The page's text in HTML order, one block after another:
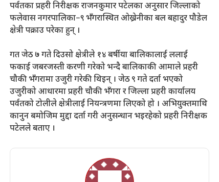
पर्वतका प्रहरी निरीक्षक राजनकुमार पटेलका अनुसार जिल्लाको
फलेवास नगरपालिका–९ भँगरास्थित ओख्रेनीका बल बहादुर पौडेल
क्षेत्री पक्राउ परेका हुन् ।
गत जेठ ७ गते दिउसो क्षेत्रीले १४ बर्षीया बालिकालाई ललाई
फकाई जबरजस्ती करणी गरेको भन्दै बालिकाकी आमाले प्रहरी
चौकी भँगरामा उजुरी गरेकी थिइन् । जेठ ९ गते दर्ता भएको
उजुरीको आधारमा प्रहरी चौकी भँगरा र जिल्ला प्रहरी कार्यालय
पर्वतको टोलीले क्षेत्रीलाई नियन्त्रणमा लिएको हो । अभियुक्तमाथि
कानुन बमोजिम मुद्दा दर्ता गरी अनुसन्धान भइरहेको प्रहरी निरीक्षक
पटेलले बताए ।